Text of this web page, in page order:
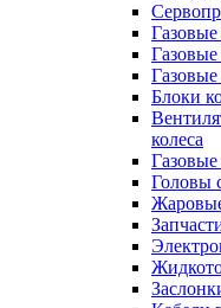
Блоки
колеса
Головы